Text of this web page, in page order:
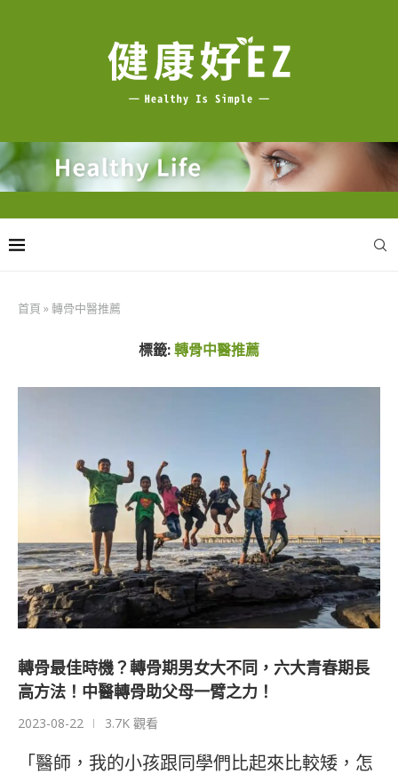
首頁 »轉骨中醫推薦
標籤:轉骨中醫推薦
轉骨最佳時機？轉骨期男女大不同，六大青春期長
高方法！中醫轉骨助父母一臂之力！
2023-08-22 3.7K 觀看
「醫師，我的小孩跟同學們比起來比較矮，怎